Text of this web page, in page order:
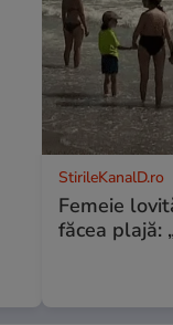
StirileKanalD.ro
Femeie
făcea plajă: